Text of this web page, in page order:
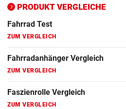
PRODUKT VERGLEICHE
ZUM VERGLEICH
Fahrrad Test
ZUM VERGLEICH
Fahrradanhänger Vergleich
ZUM VERGLEICH
Faszienrolle Vergleich
ZUM VERGLEICH